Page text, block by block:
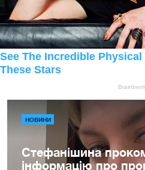
НОВИНИ
Стефанішина
інформацію про